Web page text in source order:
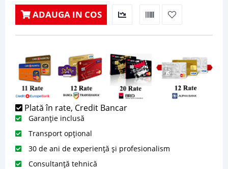
ADAUGA IN COS
Plată în rate, Credit Bancar
Garanție inclusă
Transport opțional
30 de ani de experiență și profesionalism
Consultanță tehnică